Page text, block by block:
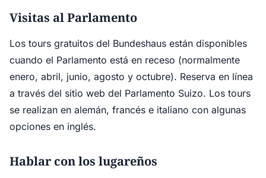
Visitas al Parlamento
Los tours gratuitos del Bundeshaus están disponibles
cuando el Parlamento está en receso (normalmente
enero, abril, junio, agosto y octubre). Reserva en línea
a través del sitio web del Parlamento Suizo. Los tours
se realizan en alemán, francés e italiano con algunas
opciones en inglés.
Hablar con los lugareños